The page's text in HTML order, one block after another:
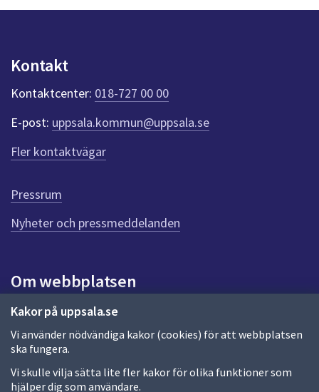
Kakor på uppsala.se
Vi använder nödvändiga kakor (cookies) för att webbplatsen
ska fungera.
Vi skulle vilja sätta lite fler kakor för olika funktioner som
hjälper dig som användare.
n
k
t
e
r
f
ö
r
e
n
n
a
d
a
Kontakt
Kontaktcenter: 018-727 00 00
E-post: uppsala.kommun@uppsala.se
Fler kontaktvägar
Pressrum
Nyheter och pressmeddelanden
Om webbplatsen
Om webbplatsen
Allmänna handlingar och diarium
Behandling av personuppgifter